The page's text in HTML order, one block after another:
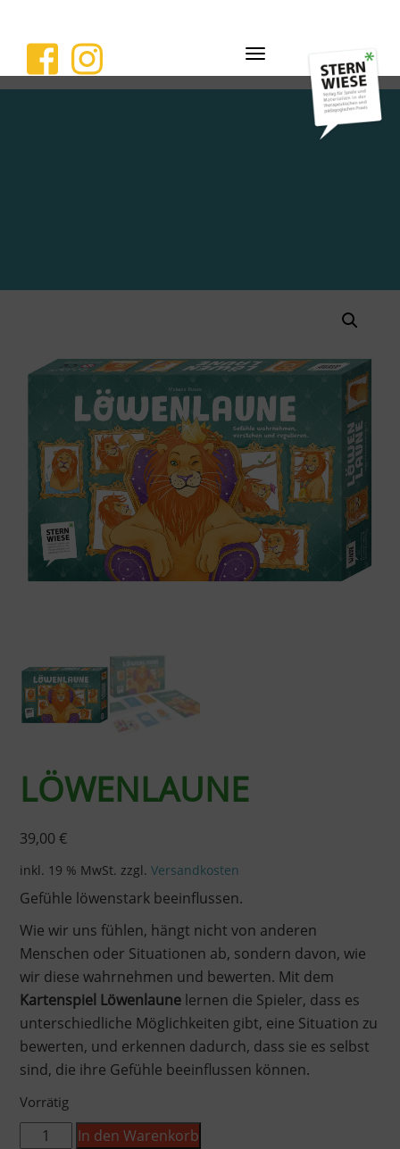
Navigation
ein-/ausblenden
LÖWENLAUNE
39,00€
inkl. 19 % MwSt. zzgl.Versandkosten
Gefühle löwenstark beeinflussen.
Wie wir uns fühlen, hängt nicht von anderen
Menschen oder Situationen ab, sondern davon, wie
wir diese wahrnehmen und bewerten. Mit dem
Kartenspiel Löwenlaune lernen die Spieler, dass es
unterschiedliche Möglichkeiten gibt, eine Situation zu
bewerten, und erkennen dadurch, dass sie es selbst
sind, die ihre Gefühle beeinflussen können.
Vorrätig
LÖWENLAUNEIn den Warenkorb